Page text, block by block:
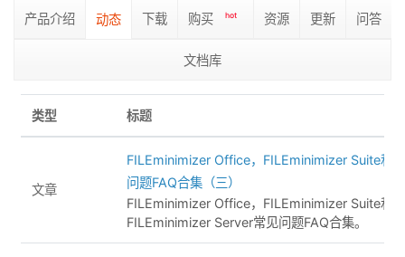
产品介绍 动态 下载 购买 hot 资源 更新 问答
文档库
类型 标题
文章
FILEminimizer Office，FILEminimizer Suite和
问题FAQ合集（三）
FILEminimizer Office，FILEminimizer Suite和
FILEminimizer Server常见问题FAQ合集。